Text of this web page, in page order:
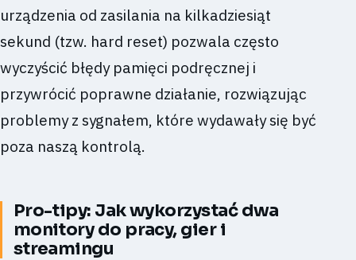
urządzenia od zasilania na kilkadziesiąt
sekund (tzw. hard reset) pozwala często
wyczyścić błędy pamięci podręcznej i
przywrócić poprawne działanie, rozwiązując
problemy z sygnałem, które wydawały się być
poza naszą kontrolą.
Pro-tipy: Jak wykorzystać dwa
monitory do pracy, gier i
streamingu